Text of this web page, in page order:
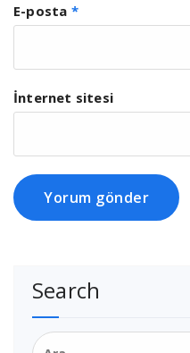
E-posta *
İnternet sitesi
Search
Arama: